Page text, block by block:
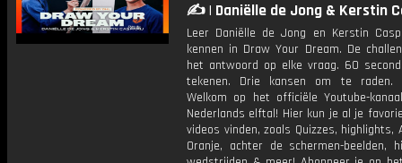
✍️ | Daniëlle de Jong & Kerstin
Leer Daniëlle de Jong en Kerstin
kennen in Draw Your Dream. De
het antwoord op elke vraag. 60
tekenen. Drie kansen om te raden.
Welkom op het officiële Youtube-
Nederlands elftal! Hier kun je al je
videos vinden, zoals Quizzes, highlights,
Oranje, achter de schermen-beelden,